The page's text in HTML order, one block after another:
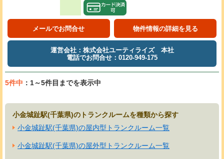
メールでお問合せ 物件情報の詳細を見る
運営会社：株式会社ユーティライズ 本社
電話でお問合せ：0120-949-175
5件中 ：1～5件目までを表示中
小金城趾駅(千葉県)のトランクルームを種類から探す
小金城趾駅(千葉県)の屋内型トランクルーム一覧
小金城趾駅(千葉県)の屋外型トランクルーム一覧